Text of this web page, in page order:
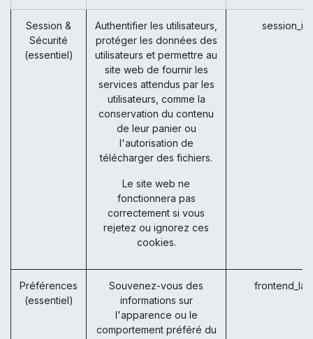
Session &
Sécurité
(essentiel)
Authentifier les utilisateurs,
protéger les données des
utilisateurs et permettre au
site web de fournir les
services attendus par les
utilisateurs, comme la
conservation du contenu
de leur panier ou
l'autorisation de
télécharger des fichiers.
Le site web ne
fonctionnera pas
correctement si vous
rejetez ou ignorez ces
cookies.
Préférences
(essentiel)
Souvenez-vous des
informations sur
l'apparence ou le
comportement préféré du